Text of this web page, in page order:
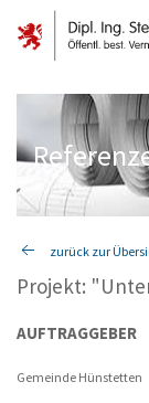
zurück zur
Projekt:
AUFTRAGGEBER
Gemeinde Hünstetten